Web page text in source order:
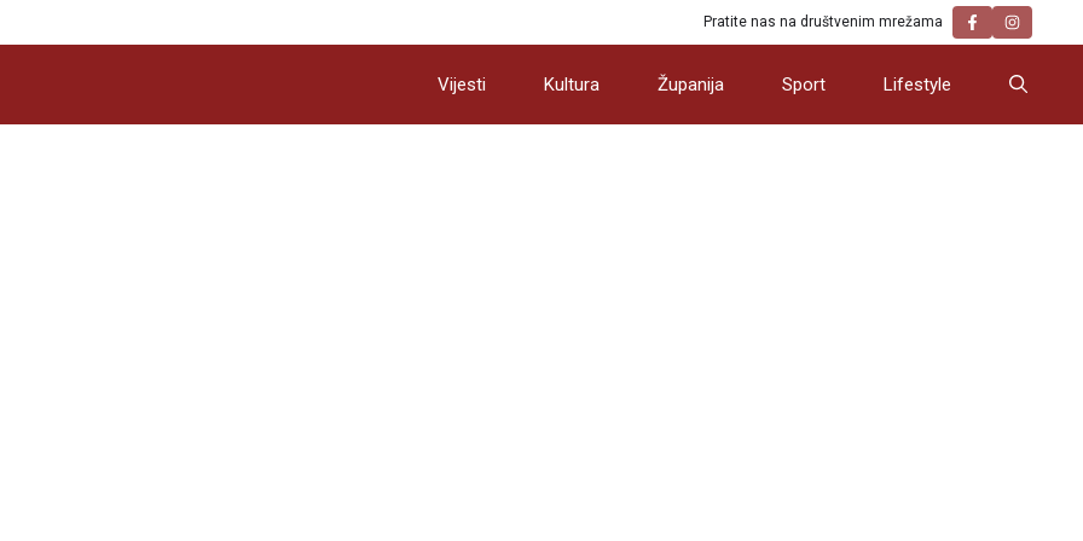
Pratite nas na društvenim mrežama
Vijesti Kultura Županija Sport Lifestyle